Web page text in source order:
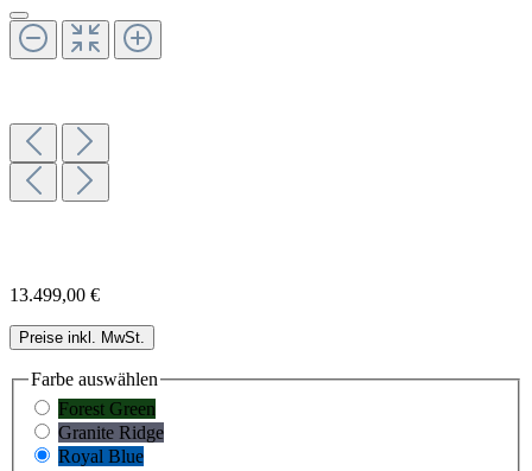
13.499,00 €
Preise inkl. MwSt.
Farbe auswählen
Forest Green
Granite Ridge
Royal Blue